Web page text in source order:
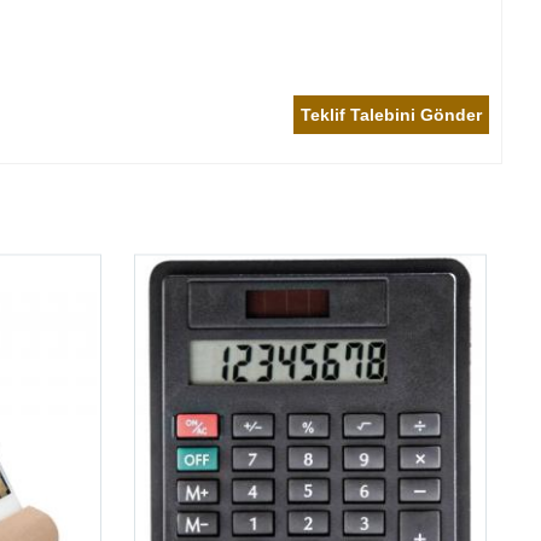
Teklif Talebini Gönder